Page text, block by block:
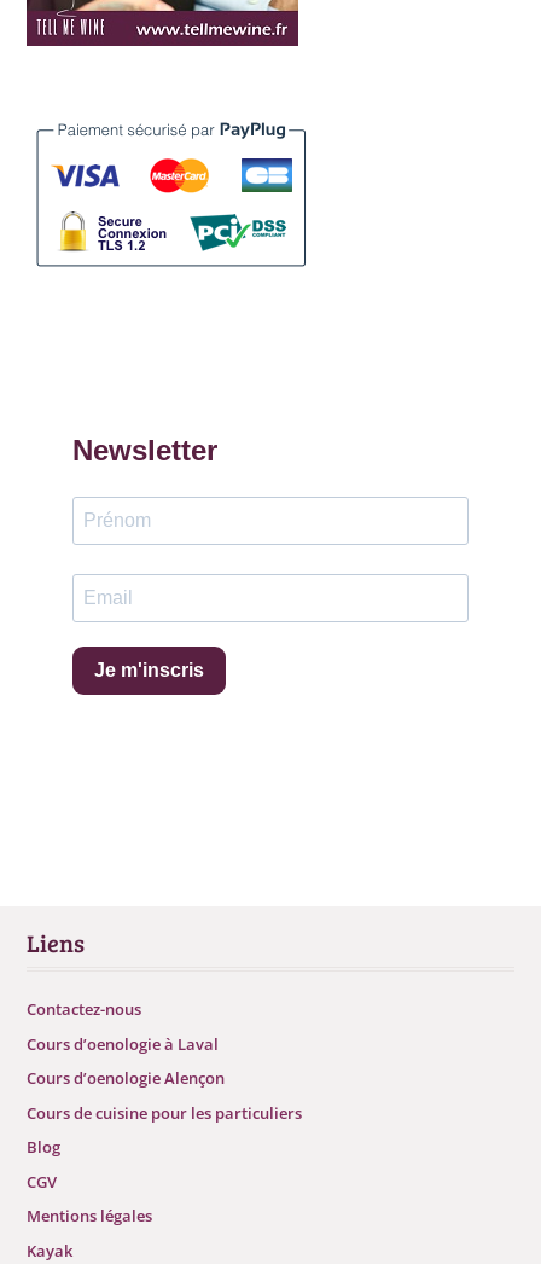
Newsletter
Je m'inscris
Liens
Contactez-nous
Cours d’oenologie à Laval
Cours d’oenologie Alençon
Cours de cuisine pour les particuliers
Blog
CGV
Mentions légales
Kayak